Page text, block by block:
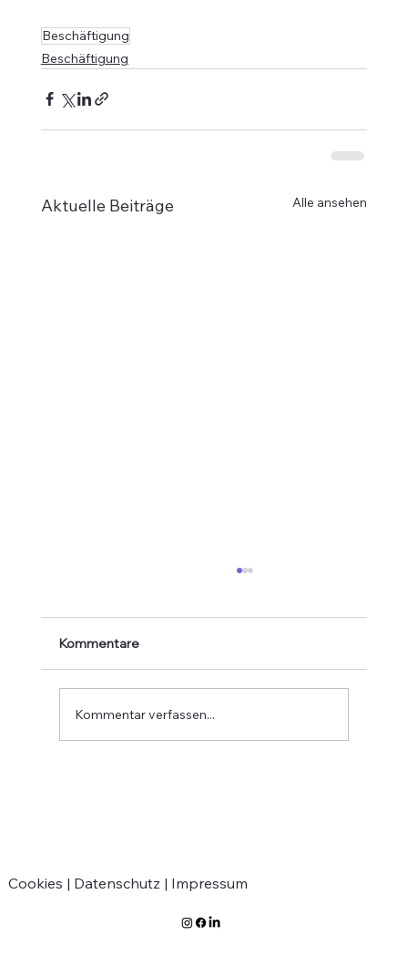
Beschäftigung
Beschäftigung
Aktuelle Beiträge Alle ansehen
Kommentare
Kommentar verfassen...
Cookies | Datenschutz | Impressum